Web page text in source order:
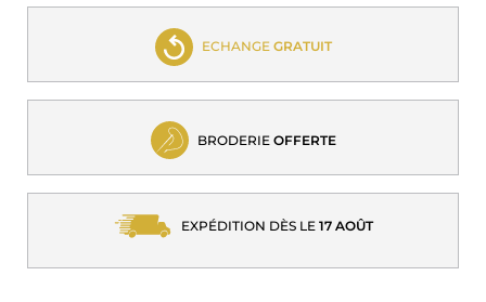
ECHANGE GRATUIT
BRODERIE OFFERTE
EXPÉDITION DÈS LE 17 AOÛT